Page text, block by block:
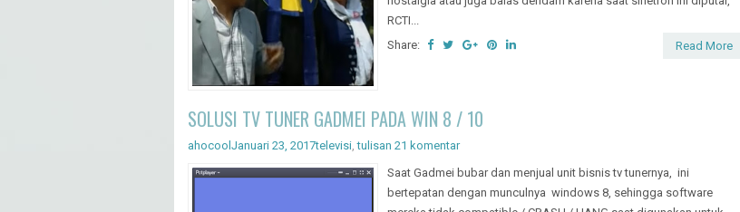
hari di RCTI, walau mungkin ini re-run ke 10 kalinya dalam ingatan
saya akan tetapi tetap saja saya menontonnya. Mungkin karena ingin
nostalgia atau juga balas dendam karena saat sinetron ini diputar,
SOLUSI TV TUNER GADMEI PADA WIN 8 / 10
tulisan 21 komentar